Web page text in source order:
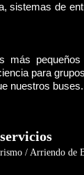
sistemas de
más
para
nuestros buses.
/ Arriendo de